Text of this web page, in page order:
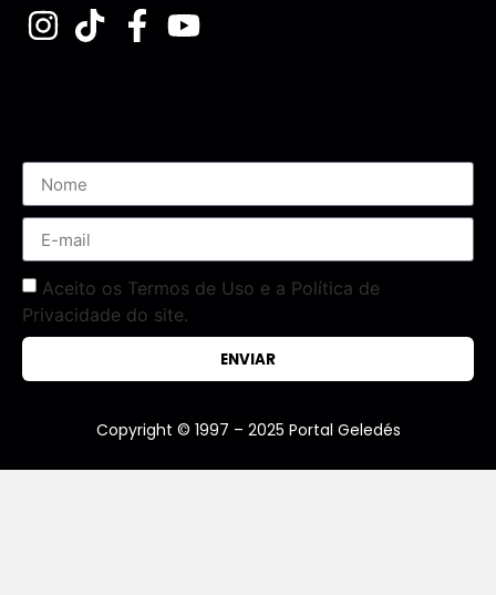
Aceito os Termos de Uso e a Política de
Privacidade do site.
ENVIAR
Copyright © 1997 – 2025 Portal Geledés